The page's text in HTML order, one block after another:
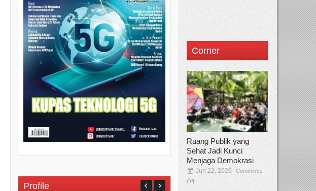
Profile
Corner
Ruang Publik yang
Sehat Jadi Kunci
Menjaga Demokrasi
Jun 22, 2026
Comments
Off